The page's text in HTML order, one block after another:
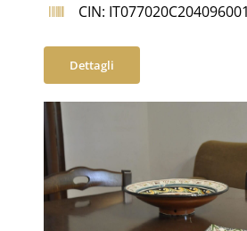
CIN: IT077020C204096001
Dettagli